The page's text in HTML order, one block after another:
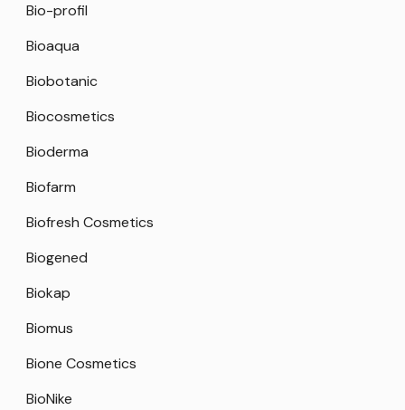
Bio-profil
Bioaqua
Biobotanic
Biocosmetics
Bioderma
Biofarm
Biofresh Cosmetics
Biogened
Biokap
Biomus
Bione Cosmetics
BioNike